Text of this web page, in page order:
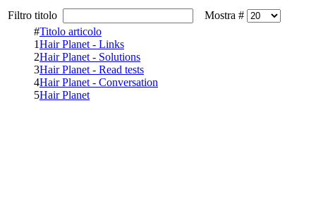
Filtro titolo
Mostra #
#Titolo articolo
1Hair Planet - Links
2Hair Planet - Solutions
3Hair Planet - Read tests
4Hair Planet - Conversation
5Hair Planet